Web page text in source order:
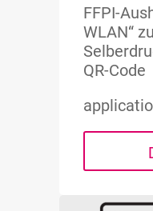
FFPI-
WLAN“
QR-Code